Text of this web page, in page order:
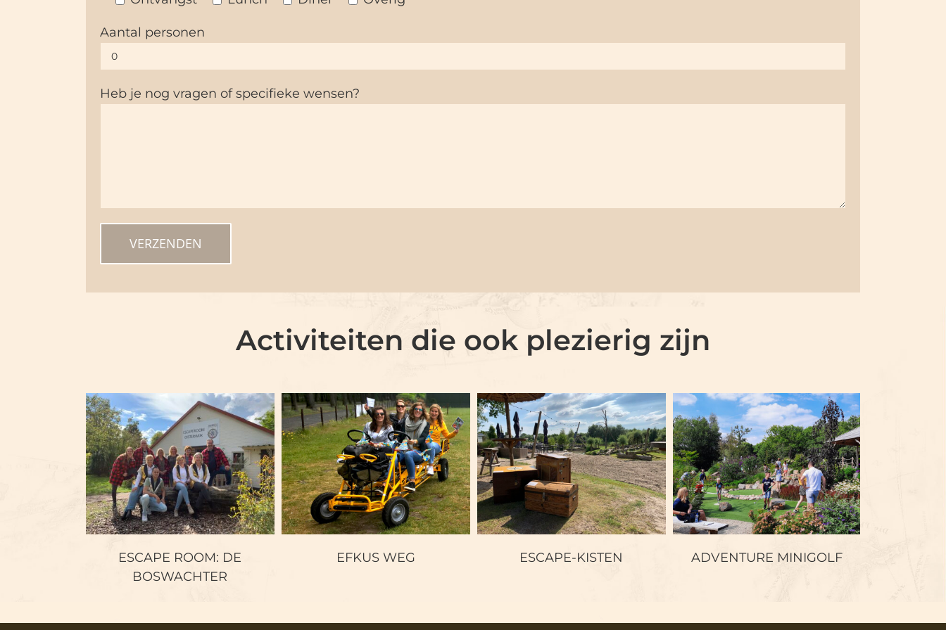
Aantal personen
Heb je nog vragen of specifieke wensen?
Activiteiten die ook plezierig zijn
ESCAPE ROOM: DE
BOSWACHTER
ESCAPE ROOM: DE
BOSWACHTER
EFKUS WEG
EFKUS WEG
ESCAPE-KISTEN
ESCAPE-KISTEN
ADVENTURE
MINIGOLF
ADVENTURE MINIGOLF